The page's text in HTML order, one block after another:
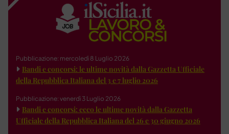
Pubblicazione: mercoledì 8 Luglio 2026
Bandi e concorsi: le ultime novità dalla Gazzetta Ufficiale
della Repubblica Italiana del 3 e 7 luglio 2026
Pubblicazione: venerdì 3 Luglio 2026
Bandi e concorsi: ecco le ultime novità dalla Gazzetta
Ufficiale della Repubblica Italiana del 26 e 30 giugno 2026